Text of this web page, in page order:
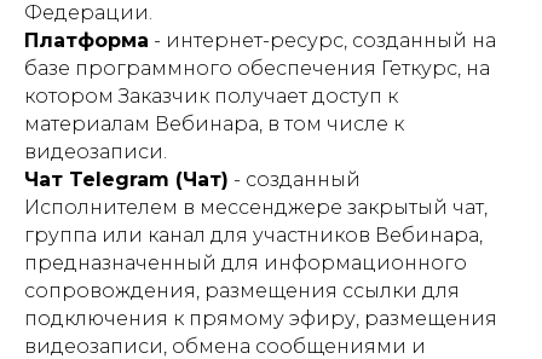
Федерации.
Платформа - интернет-ресурс, созданный на
базе программного обеспечения Геткурс, на
котором Заказчик получает доступ к
материалам Вебинара, в том числе к
видеозаписи.
Чат Telegram (Чат) - созданный
Исполнителем в мессенджере закрытый чат,
группа или канал для участников Вебинара,
предназначенный для информационного
сопровождения, размещения ссылки для
подключения к прямому эфиру, размещения
видеозаписи, обмена сообщениями и